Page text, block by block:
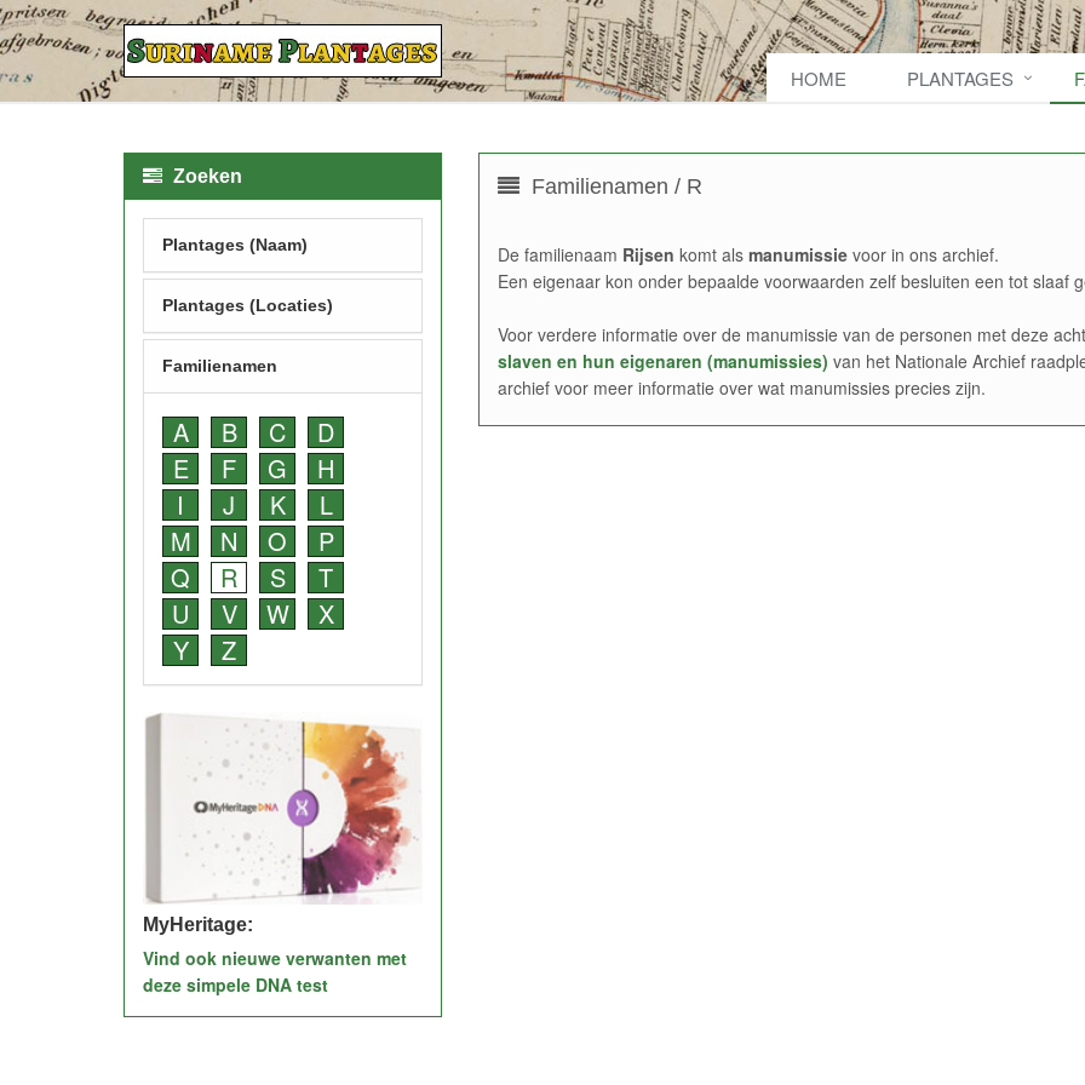
HOME PLANTAGES
Familienamen / R
De familienaam Rijsen komt als manumissievoor in ons archief.
Een eigenaar kon onder bepaalde voorwaarden zelf besluiten een tot slaaf
Voor verdere informatie over de manumissie van de personen met deze
slaven en hun eigenaren (manumissies) van het Nationale Archief
archief voor meer informatie over wat manumissies precies zijn.
Zoeken
Plantages (Naam)
Plantages (Locaties)
Familienamen
A B C
D
E
F G
H
I
J K
L
M
N O
P
Q
R S
T
U
V W
X
Y
Z
MyHeritage:
Vind ook nieuwe verwanten met
deze simpele DNA test